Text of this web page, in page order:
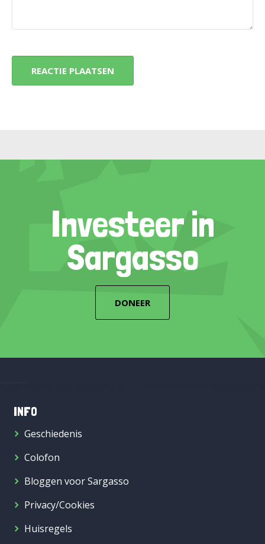
Investeer in
Sargasso
DONEER
INFO
Geschiedenis
Colofon
Bloggen voor Sargasso
Privacy/Cookies
Huisregels